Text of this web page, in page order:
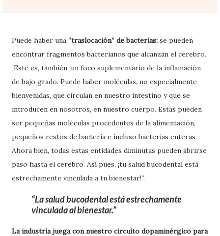
Puede haber una “traslocación” de bacterias: se pueden
encontrar fragmentos bacterianos que alcanzan el cerebro.
Este es, también, un foco suplementario de la inflamación
de bajo grado. Puede haber moléculas, no especialmente
bienvenidas, que circulan en nuestro intestino y que se
introducen en nosotros, en nuestro cuerpo. Estas pueden
ser pequeñas moléculas procedentes de la alimentación,
pequeños restos de bacteria e incluso bacterias enteras.
Ahora bien, todas estas entidades diminutas pueden abrirse
paso hasta el cerebro. Así pues, ¡tu salud bucodental está
estrechamente vinculada a tu bienestar!”.
La salud bucodental está estrechamente
vinculada al bienestar.
La industria juega con nuestro circuito dopaminérgico para